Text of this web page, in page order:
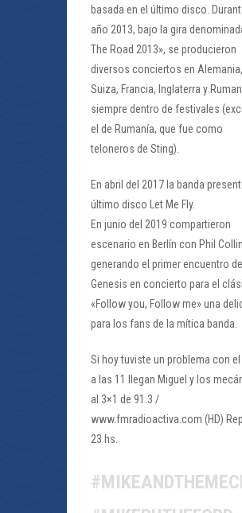
basada en el último disco.
año 2013, bajo la gira
The Road 2013», se producieron
diversos conciertos en Alemania,
Suiza, Francia, Inglaterra y
siempre dentro de festivales
el de Rumanía, que fue como
teloneros de Sting).
En abril del 2017 la banda
último disco Let Me Fly.
En junio del 2019 compartieron
escenario en Berlín con Phil
generando el primer encuentro
Genesis en concierto para el
«Follow you, Follow me» una
para los fans de la mítica banda.
Si hoy tuviste un problema con
a las 11 llegan Miguel y los
al 3×1 de 91.3 /
www.fmradioactiva.com (HD)
23 hs.